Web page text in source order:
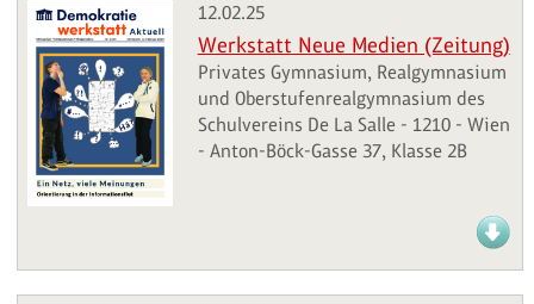
12.02.25
Werkstatt Neue Medien (Zeitung)
Privates Gymnasium, Realgymnasium
und Oberstufenrealgymnasium des
Schulvereins De La Salle - 1210 - Wien
- Anton-Böck-Gasse 37, Klasse 2B